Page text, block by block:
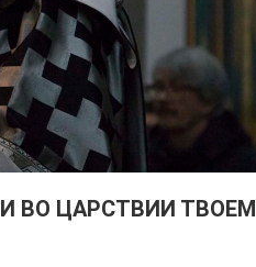
ВО ЦАРСТВИИ ТВОЕМ